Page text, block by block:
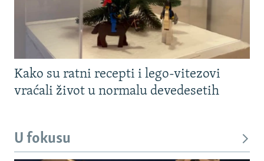
Kako su ratni recepti i lego-vitezovi
vraćali život u normalu devedesetih
U fokusu